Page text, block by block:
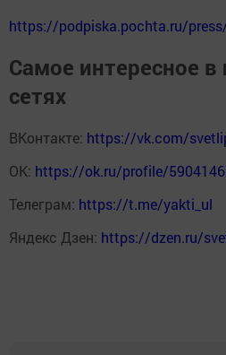
https://podpiska.pochta.ru/press/
Самое интересное
сетях
ВКонтакте: https://vk.com/
ОК: https://ok.ru/profile/
Телеграм: https://t.me/yakti_ul
Яндекс Дзен: https://dzen.ru/